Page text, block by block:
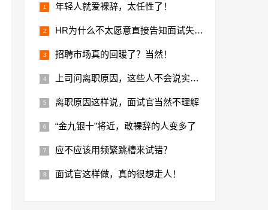
年轻人就爱裸辞，太任性了！
HR为什么不太愿意直接告知面试失败结果？
招聘市场真的回暖了？当然！
上司问离职原因，这些人不会说实话！
离职原因这样说，面试官当然不理解
“金九银十”将近，敢裸辞的人变多了
应不应该用频繁跳槽来试错？
面试官这样做，真的很想走人！